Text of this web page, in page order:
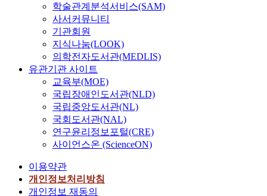
학술관계분석서비스(SAM)
사서커뮤니티
기관회원
지식나눔(LOOK)
의학전자도서관(MEDLIS)
유관기관 사이트
교육부(MOE)
국립장애인도서관(NLD)
국립중앙도서관(NL)
국회도서관(NAL)
연구윤리정보포털(CRE)
사이언스온 (ScienceON)
이용약관
개인정보처리방침
개인정보 재동의